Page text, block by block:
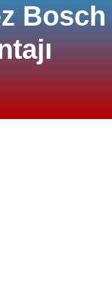
Bosch